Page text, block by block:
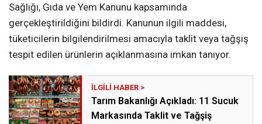
Sağlığı, Gıda ve Yem Kanunu kapsamında
gerçekleştirildiğini bildirdi. Kanunun ilgili maddesi,
tüketicilerin bilgilendirilmesi amacıyla taklit veya tağşiş
tespit edilen ürünlerin açıklanmasına imkan tanıyor.
Tarım Bakanlığı Açıkladı: 11 Sucuk
Markasında Taklit ve Tağşiş